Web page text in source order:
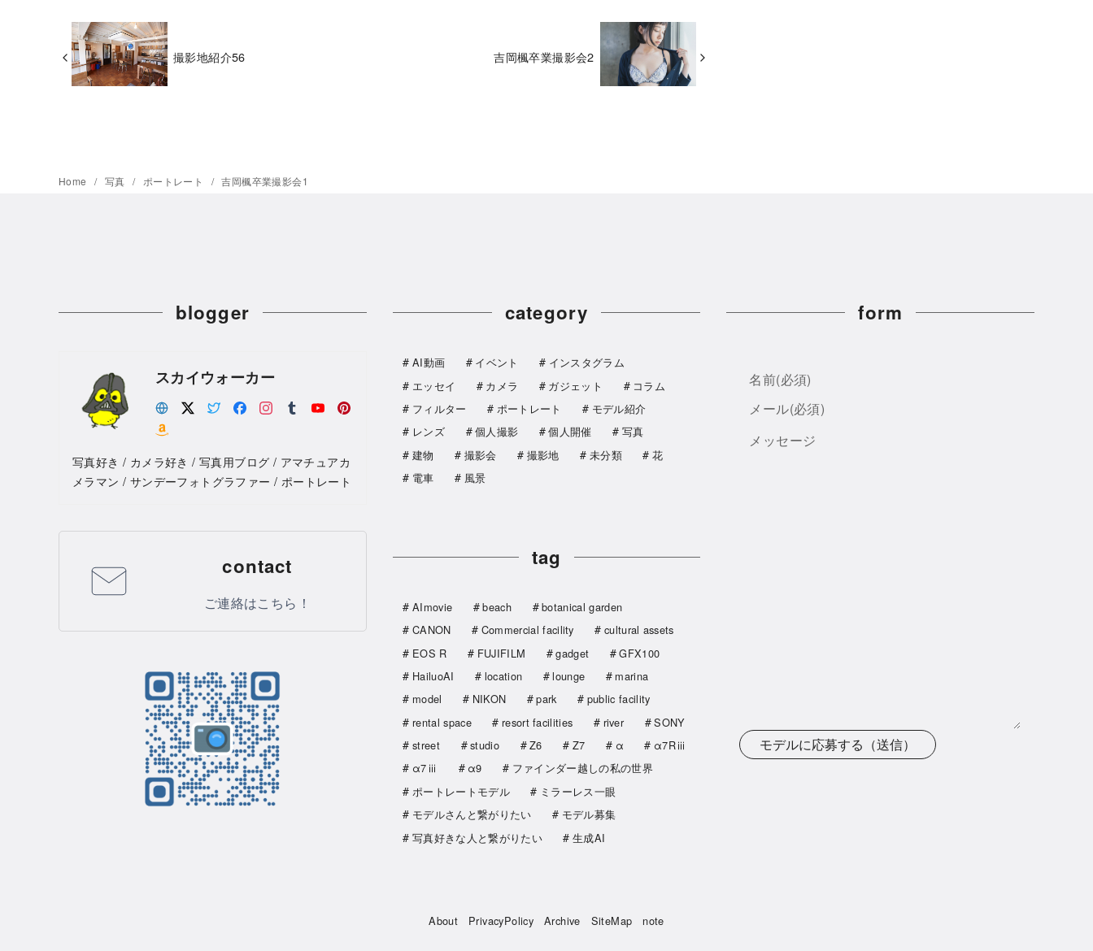
撮影地紹介56 吉岡楓卒業撮影会2
Home 写真 ポートレート 吉岡楓卒業撮影会1
blogger
スカイウォーカー
写真好き / カメラ好き / 写真用ブログ / アマチュアカ
メラマン / サンデーフォトグラファー / ポートレート
contact
ご連絡はこちら！
category
AI動画 イベント
インスタグラム
エッセイ
カメラ ガジェット
コラム
フィルター
ポートレート
モデル紹介
レンズ
個人撮影 個人開催
写真
建物
撮影会 撮影地 未分類
花
電車
風景
tag
AImovie beach
botanical garden
CANON
Commercial facility
cultural assets
EOS R
FUJIFILM gadget
GFX100
HailuoAI
location lounge
marina
model
NIKON park
public facility
rental space
resort facilities river
SONY
street
studio Z6 Z7 α
α7Rⅲ
α7ⅲ
α9
ファインダー越しの私の世界
ポートレートモデル
ミラーレス一眼
モデルさんと繋がりたい
モデル募集
写真好きな人と繋がりたい
生成AI
form
名前(必須)
メール(必須)
メッセージ
モデルに応募する（送信）
About PrivacyPolicy Archive SiteMap note